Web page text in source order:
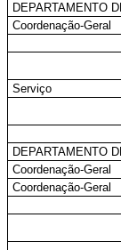
DEPARTAMENTO
Coordenação-Geral
Serviço
DEPARTAMENTO
Coordenação-Geral
Coordenação-Geral